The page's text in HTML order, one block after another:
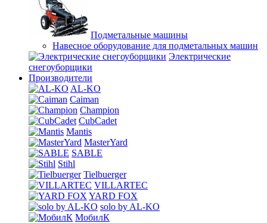
Подметальные машины
Навесное оборудование для подметальных машин
Электрические
снегоуборщики
Производители
AL-KO
Caiman
Champion
CubCadet
Mantis
MasterYard
SABLE
Stihl
Tielbuerger
VILLARTEC
YARD FOX
solo by AL-KO
МобилК